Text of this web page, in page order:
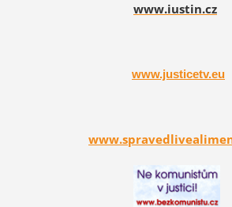
www.iustin.cz
www.justicetv.eu